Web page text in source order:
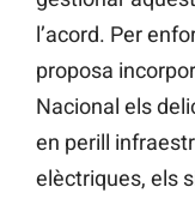
l’acord. Per
proposa
Nacional els
en perill
elèctriques, els